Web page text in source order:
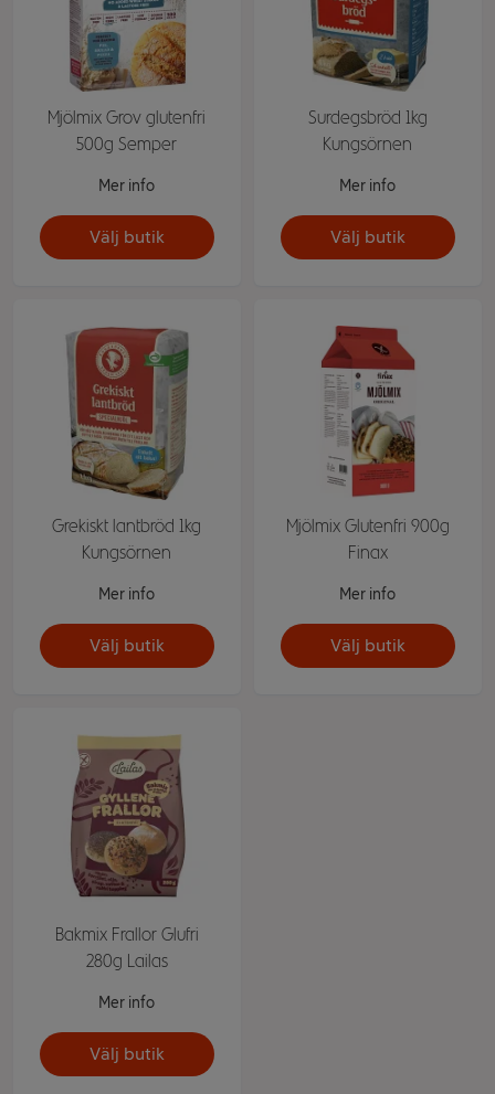
Mjölmix Grov glutenfri
500g Semper
Mer info
Välj butik
Surdegsbröd 1kg
Kungsörnen
Mer info
Välj butik
Grekiskt lantbröd 1kg
Kungsörnen
Mer info
Välj butik
Mjölmix Glutenfri 900g
Finax
Mer info
Välj butik
Bakmix Frallor Glufri
280g Lailas
Mer info
Välj butik